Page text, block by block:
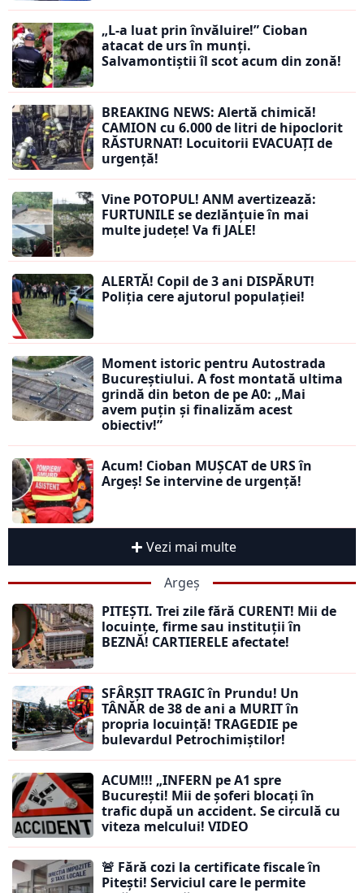
„L-a luat prin învăluire!” Cioban
atacat de urs în munți.
Salvamontiștii îl scot acum din zonă!
BREAKING NEWS: Alertă chimică!
CAMION cu 6.000 de litri de hipoclorit
RĂSTURNAT! Locuitorii EVACUAȚI de
urgență!
Vine POTOPUL! ANM avertizează:
FURTUNILE se dezlănțuie în mai
multe județe! Va fi JALE!
ALERTĂ! Copil de 3 ani DISPĂRUT!
Poliția cere ajutorul populației!
Moment istoric pentru Autostrada
Bucureștiului. A fost montată ultima
grindă din beton de pe A0: „Mai
avem puțin și finalizăm acest
obiectiv!”
Acum! Cioban MUȘCAT de URS în
Argeș! Se intervine de urgență!
Vezi mai multe
Argeș
PITEȘTI. Trei zile fără CURENT! Mii de
locuințe, firme sau instituții în
BEZNĂ! CARTIERELE afectate!
SFÂRȘIT TRAGIC în Prundu! Un
TÂNĂR de 38 de ani a MURIT în
propria locuință! TRAGEDIE pe
bulevardul Petrochimiștilor!
ACUM!!! „INFERN pe A1 spre
București! Mii de șoferi blocați în
trafic după un accident. Se circulă cu
viteza melcului! VIDEO
🚨 Fără cozi la certificate fiscale în
Pitești! Serviciul care le permite